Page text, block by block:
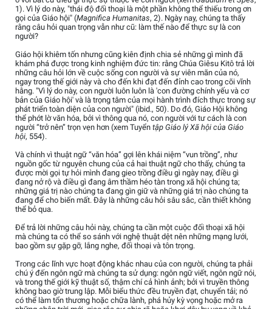
1). Vì lý do này, "thái độ đối thoại là một phần không thể thiếu trong ơn
gọi của Giáo hội" (Magnifica Humanitas, 2). Ngày nay, chúng ta thấy
rằng câu hỏi quan trọng vẫn như cũ: làm thế nào để thực sự là con
người?
Giáo hội khiêm tốn nhưng cũng kiên định chia sẻ những gì mình đã
khám phá được trong kinh nghiệm đức tin: rằng Chúa Giêsu Kitô trả lời
những câu hỏi lớn về cuộc sống con người và sự viên mãn của nó,
ngay trong thế giới này và cho đến khi đạt đến đỉnh cao trong cõi vĩnh
hằng. "Vì lý do này, con người luôn luôn là 'con đường chính yếu và cơ
bản của Giáo hội' và là trọng tâm của mọi hành trình đích thực trong sự
phát triển toàn diện của con người" (ibid., 50). Do đó, Giáo Hội không
thể phớt lờ văn hóa, bởi vì thông qua nó, con người với tư cách là con
người “trở nên” trọn vẹn hơn (xem Tuyển tập Giáo lý Xã hội của Giáo
hội, 554).
Và chính vì thuật ngữ “văn hóa” gợi lên khái niệm “vun trồng”, như
nguồn gốc từ nguyên chung của cả hai thuật ngữ cho thấy, chúng ta
được mời gọi tự hỏi mình đang gieo trồng điều gì ngày nay, điều gì
đang nở rộ và điều gì đang âm thầm héo tàn trong xã hội chúng ta;
những giá trị nào chúng ta đang gìn giữ và những giá trị nào chúng ta
đang để cho biến mất. Đây là những câu hỏi sâu sắc, cần thiết không
thể bỏ qua.
Để trả lời những câu hỏi này, chúng ta cần một cuộc đối thoại xã hội
mà chúng ta có thể so sánh với nghệ thuật dệt nên những mạng lưới,
bao gồm sự gặp gỡ, lắng nghe, đối thoại và tôn trọng.
Trong các lĩnh vực hoạt động khác nhau của con người, chúng ta phải
chú ý đến ngôn ngữ mà chúng ta sử dụng: ngôn ngữ viết, ngôn ngữ nói,
và trong thế giới kỹ thuật số, thậm chí cả hình ảnh; bởi vì truyền thông
không bao giờ trung lập. Mỗi biểu thức đều truyền đạt, chuyển tải; nó
có thể làm tổn thương hoặc chữa lành, phá hủy kỳ vọng hoặc mở ra